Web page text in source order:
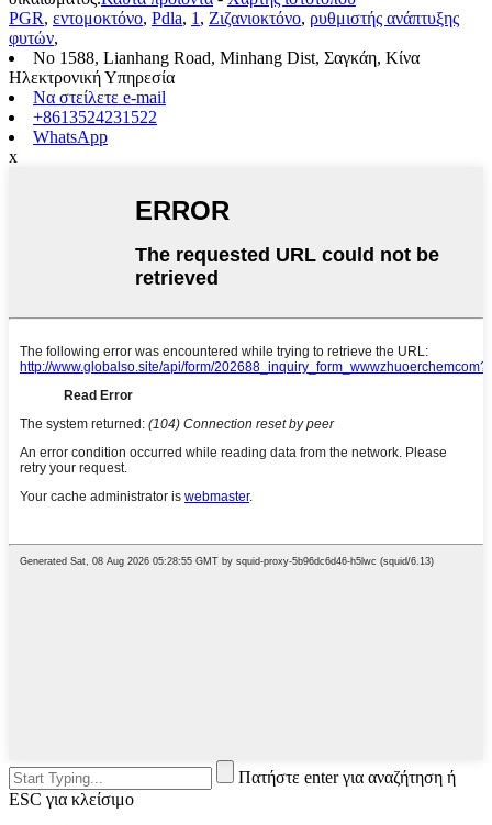
PGR, εντομοκτόνο, Pdla, 1 , Ζιζανιοκτόνο, ρυθμιστής ανάπτυξης
φυτών,
No 1588, Lianhang Road, Minhang Dist, Σαγκάη, Κίνα
Ηλεκτρονική Υπηρεσία
Να στείλετε e-mail
+8613524231522
WhatsApp
x
Πατήστε enter για αναζήτηση ή
ESC για κλείσιμο